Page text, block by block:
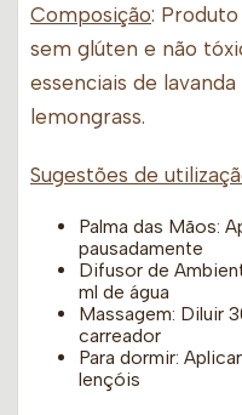
Composição:
sem glúten e não
essenciais de
lemongrass.
Sugestões de
Palma das Mãos:
pausadamente
Difusor de
ml de água
Massagem: Diluir
carreador
Para dormir:
lençóis